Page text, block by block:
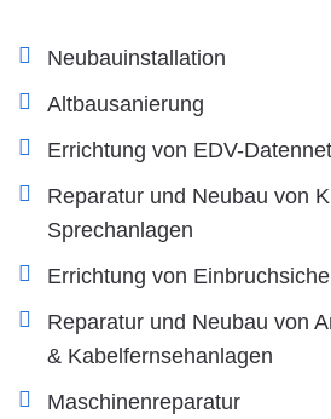
Neubauinstallation
Altbausanierung
Errichtung von EDV-
Reparatur und Neubau von
Sprechanlagen
Errichtung von
Reparatur und Neubau von
& Kabelfernsehanlagen
Maschinenreparatur